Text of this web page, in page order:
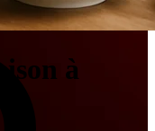
à